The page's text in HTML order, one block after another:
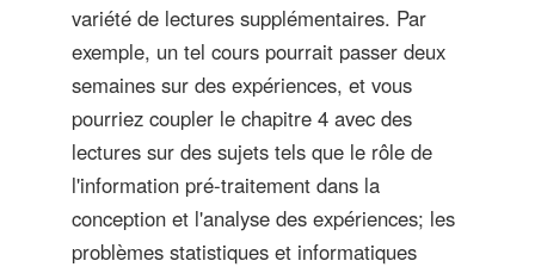
variété de lectures supplémentaires. Par
exemple, un tel cours pourrait passer deux
semaines sur des expériences, et vous
pourriez coupler le chapitre 4 avec des
lectures sur des sujets tels que le rôle de
l'information pré-traitement dans la
conception et l'analyse des expériences; les
problèmes statistiques et informatiques